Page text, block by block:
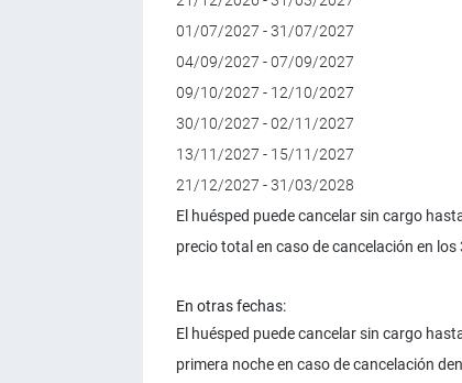
01/07/2027 - 31/07/2027
04/09/2027 - 07/09/2027
09/10/2027 - 12/10/2027
30/10/2027 - 02/11/2027
13/11/2027 - 15/11/2027
21/12/2027 - 31/03/2028
El huésped puede cancelar sin cargo
precio total en caso de cancelación en
En otras fechas:
El huésped puede cancelar sin cargo
primera noche en caso de cancelación